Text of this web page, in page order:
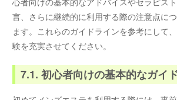
言、さらに継続的に利用する際の注意点に
ます。これらのガイドラインを参考にして
験を充実させてください。
7.1. 初心者向けの基本的なガイ